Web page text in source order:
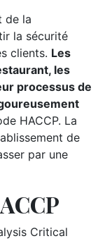
de la
la sécurité
clients. Les
les
processus de
HACCP. La
de
par une
Critical